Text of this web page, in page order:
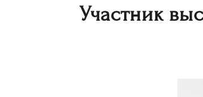
Участник